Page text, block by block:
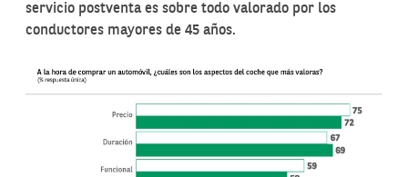
servicio postventa es sobre todo valorado por los
conductores mayores de 45 años.